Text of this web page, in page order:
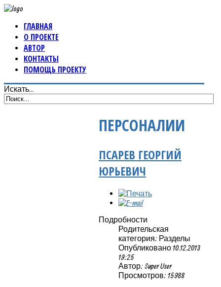
ГЛАВНАЯ
О ПРОЕКТЕ
АВТОР
КОНТАКТЫ
ПОМОЩЬ ПРОЕКТУ
Искать...
ПЕРСОНАЛИИ
ПСАРЕВ ГЕОРГИЙ
ЮРЬЕВИЧ
Подробности
Родительская
категория: Разделы
Опубликовано 10.12.2013
19:25
Автор: Super User
Просмотров: 15988